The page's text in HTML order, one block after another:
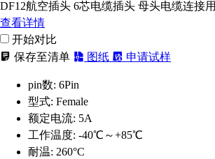
DF12航空插头 6芯电缆插头 母头电缆连接用
查看详情
开始对比
保存至清单
图纸 申请试样
pin数: 6Pin
型式: Female
额定电流: 5A
工作温度: -40℃～+85℃
耐温: 260°C